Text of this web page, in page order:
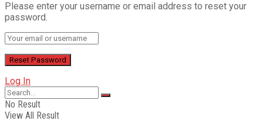
Please enter your username or email address to reset your
password.
Log In
No Result
View All Result